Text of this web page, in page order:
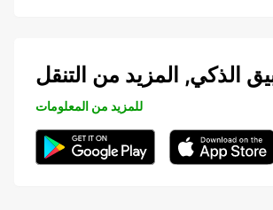
الذكي, المزيد من التنقل
للمزيد من المعلومات